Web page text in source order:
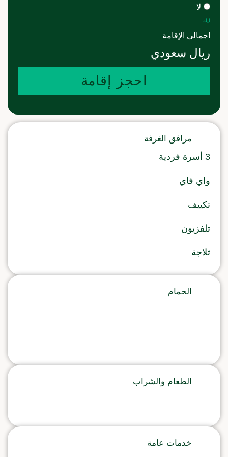
مرافق الغرفة
3 أسرة فردية
واي فاي
تكييف
تلفزيون
ثلاجة
الحمام
الطعام والشراب
خدمات عامة
لا
ليلة
اجمالى الإقامة
ريال سعودي
احجز إقامة